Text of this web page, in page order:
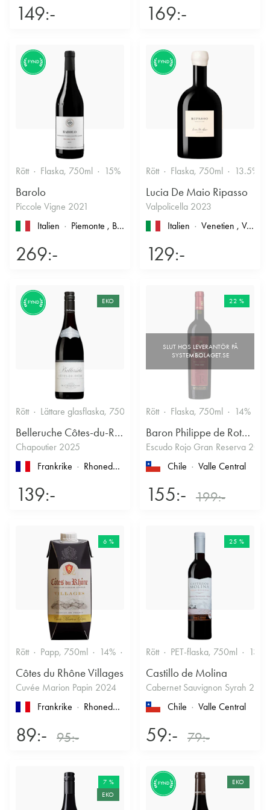
149:- 169:-
FYND
Rött Flaska, 750ml 15% Stramt & Nyanserat
Barolo
Piccole Vigne 2021
Italien
Piemonte , Barolo
269:-
FYND
Rött Flaska, 750ml 13.5%
Lucia De Maio Ripasso
Valpolicella 2023
Italien
Venetien , Valpolicella
129:-
FYND EKO
Rött Lättare glasflaska, 750ml 13.5% Kryddigt & Mustigt
Belleruche Côtes-du-Rhône
Chapoutier 2025
Frankrike
Rhonedalen , Côtes du Rhône
139:-
22 %
Rött Flaska, 750ml 14%
Baron Philippe de Rothschild Chile SA
Escudo Rojo Gran Reserva 2022
Chile
Valle Central
155:- 199:-
6 %
Rött Papp, 750ml 14% Fruktigt & Smakrikt
Côtes du Rhône Villages
Cuvée Marion Papin 2024
Frankrike
Rhonedalen , Côtes du Rhône , Côtes-du-Rhône-
89:- 95:-
25 %
Rött PET-flaska, 750ml
Castillo de Molina
Cabernet Sauvignon Syrah 2022
Chile
Valle Central
59:- 79:-
7 %
EKO
FYND EKO